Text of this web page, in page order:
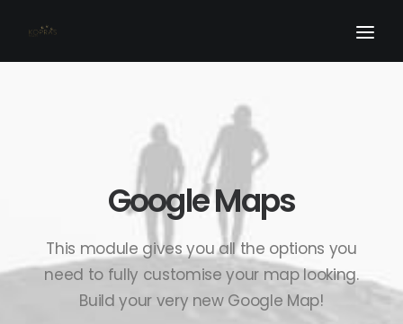
O nas
Najczęściej zadawane pytania
Blog
Oferta
Galeria
Kontakt
Google Maps
This module gives you all the options you
need to fully customise your map looking.
Build your very new Google Map!